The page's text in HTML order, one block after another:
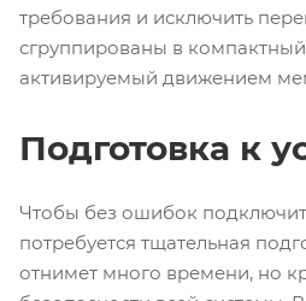
требования и исключить
сгруппированы в
активируемый движением
Подготовка к
Чтобы без ошибок
потребуется тщательная
отнимет много времени, но